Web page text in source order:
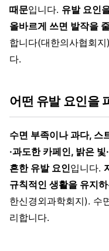
때문입니다. 유발 요인
올바르게 쓰면 발작을
합니다(대한의사협회
다.
어떤 유발 요인을
수면 부족이나 과다, 스
·과도한 카페인, 밝은
흔한 유발 요인입니다.
규칙적인 생활을 유지
한신경외과학회지). 수
리합니다.